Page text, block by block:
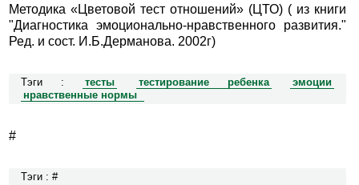
Методика «Цветовой тест отношений» (ЦТО) ( из книги
"Диагностика эмоционально-нравственного развития."
Ред. и сост. И.Б.Дерманова. 2002г)
Тэги : тесты тестирование ребенка
эмоции
нравственные нормы
#
Тэги : #